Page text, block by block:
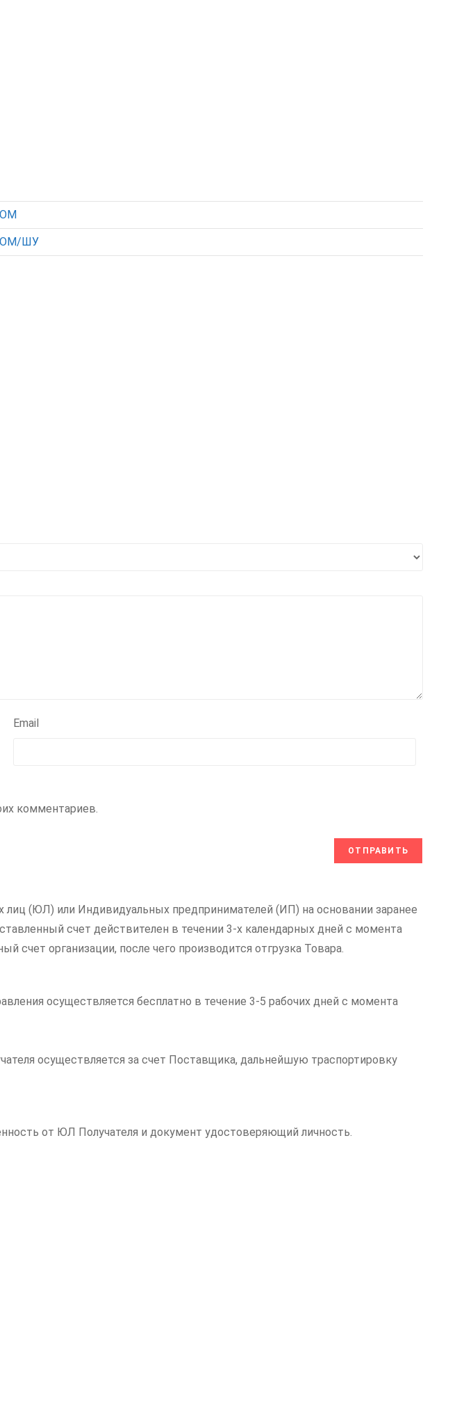
ШУ
Email
комментариев.
лиц (ЮЛ) или Индивидуальных предпринимателей (ИП) на основании заранее
счет действителен в течении 3-х календарных дней с момента
счет организации, после чего производится отгрузка Товара.
осуществляется бесплатно в течение 3-5 рабочих дней с момента
осуществляется за счет Поставщика, дальнейшую траспортировку
от ЮЛ Получателя и документ удостоверяющий личность.